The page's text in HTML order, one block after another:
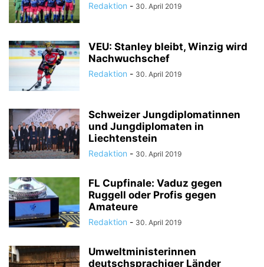
Redaktion - 30. April 2019
VEU: Stanley bleibt, Winzig wird
Nachwuchschef
Redaktion - 30. April 2019
Schweizer Jungdiplomatinnen
und Jungdiplomaten in
Liechtenstein
Redaktion - 30. April 2019
FL Cupfinale: Vaduz gegen
Ruggell oder Profis gegen
Amateure
Redaktion - 30. April 2019
Umweltministerinnen
deutschsprachiger Länder